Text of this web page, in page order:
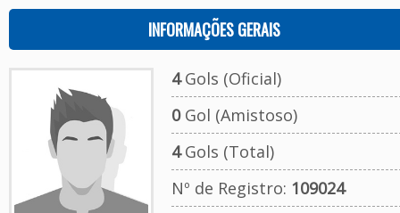
INFORMAÇÕES GERAIS
4Gols (Oficial)
0Gol (Amistoso)
4Gols (Total)
Nº de Registro: 109024